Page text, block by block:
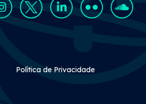
Política de Privacidade